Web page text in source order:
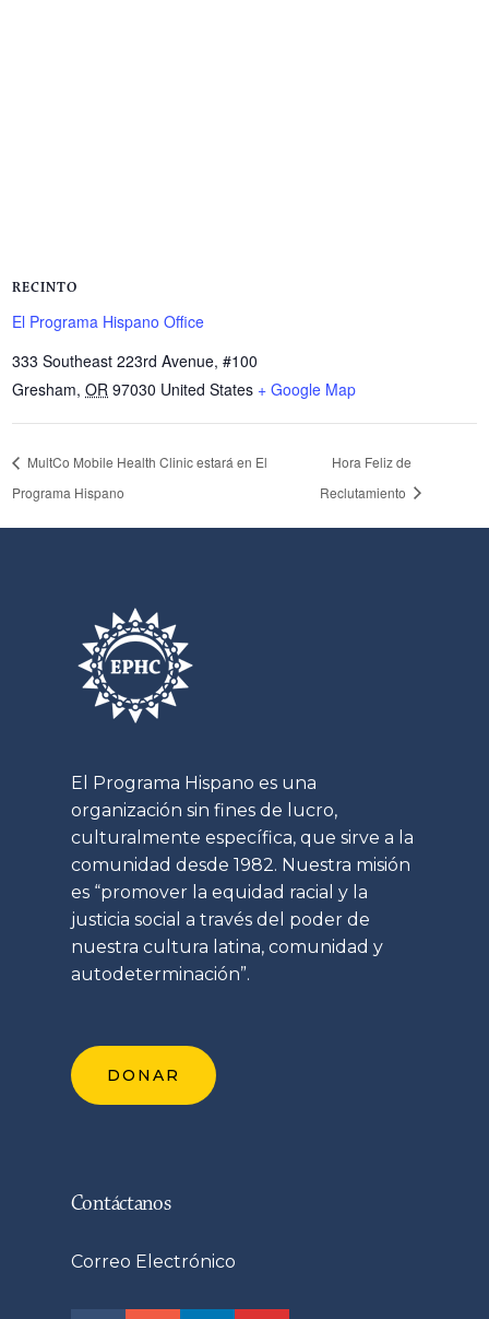
RECINTO
El Programa Hispano Office
333 Southeast 223rd Avenue, #100
Gresham, OR 97030 United States + Google Map
MultCo Mobile Health Clinic estará en El
Programa Hispano
Hora Feliz de
Reclutamiento
El Programa Hispano es una
organización sin fines de lucro,
culturalmente específica, que sirve a la
comunidad desde 1982. Nuestra misión
es “promover la equidad racial y la
justicia social a través del poder de
nuestra cultura latina, comunidad y
autodeterminación”.
DONAR
Contáctanos
Correo Electrónico